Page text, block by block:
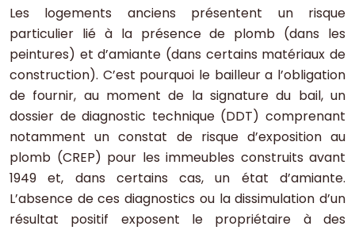
Les logements anciens présentent un risque
particulier lié à la présence de plomb (dans les
peintures) et d’amiante (dans certains matériaux de
construction). C’est pourquoi le bailleur a l’obligation
de fournir, au moment de la signature du bail, un
dossier de diagnostic technique (DDT) comprenant
notamment un constat de risque d’exposition au
plomb (CREP) pour les immeubles construits avant
1949 et, dans certains cas, un état d’amiante.
L’absence de ces diagnostics ou la dissimulation d’un
résultat positif exposent le propriétaire à des